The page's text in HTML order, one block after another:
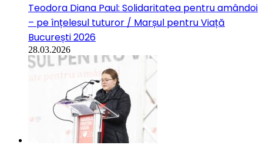
Teodora Diana Paul: Solidaritatea pentru amândoi
– pe înțelesul tuturor / Marșul pentru Viață
București 2026
28.03.2026